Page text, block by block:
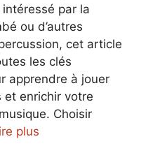
par la
ou d’autres
cet article
les clés
apprendre à jouer
et enrichir votre
Choisir
plus